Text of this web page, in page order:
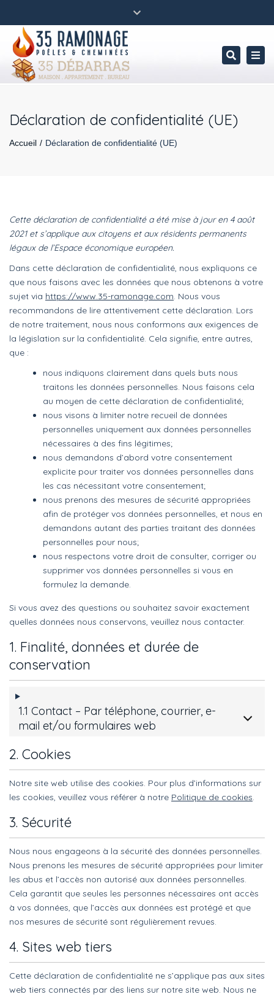
35 Ramonage, poêles & cheminées 35850 Gevezé
Tél . 02 99 69 54 73 – 06 43 69 94 55
Fermer
Déclaration de confidentialité (UE)
Accueil Déclaration de confidentialité (UE)
Cette déclaration de confidentialité a été mise à jour en 4 août
2021 et s’applique aux citoyens et aux résidents permanents
légaux de l’Espace économique européen.
Dans cette déclaration de confidentialité, nous expliquons ce
que nous faisons avec les données que nous obtenons à votre
sujet via https://www.35-ramonage.com . Nous vous
recommandons de lire attentivement cette déclaration. Lors
de notre traitement, nous nous conformons aux exigences de
la législation sur la confidentialité. Cela signifie, entre autres,
que :
nous indiquons clairement dans quels buts nous
traitons les données personnelles. Nous faisons cela
au moyen de cette déclaration de confidentialité;
nous visons à limiter notre recueil de données
personnelles uniquement aux données personnelles
nécessaires à des fins légitimes;
nous demandons d’abord votre consentement
explicite pour traiter vos données personnelles dans
les cas nécessitant votre consentement;
nous prenons des mesures de sécurité appropriées
afin de protéger vos données personnelles, et nous en
demandons autant des parties traitant des données
personnelles pour nous;
nous respectons votre droit de consulter, corriger ou
supprimer vos données personnelles si vous en
formulez la demande.
Si vous avez des questions ou souhaitez savoir exactement
quelles données nous conservons, veuillez nous contacter.
1. Finalité, données et durée de
conservation
1.1 Contact – Par téléphone, courrier, e-
mail et/ou formulaires web
2. Cookies
Notre site web utilise des cookies. Pour plus d’informations sur
les cookies, veuillez vous référer à notre Politique de cookies
3. Sécurité
Nous nous engageons à la sécurité des données personnelles.
Nous prenons les mesures de sécurité appropriées pour limiter
les abus et l’accès non autorisé aux données personnelles.
Cela garantit que seules les personnes nécessaires ont accès
à vos données, que l’accès aux données est protégé et que
nos mesures de sécurité sont régulièrement revues.
4. Sites web tiers
Cette déclaration de confidentialité ne s’applique pas aux sites
web tiers connectés par des liens sur notre site web. Nous ne